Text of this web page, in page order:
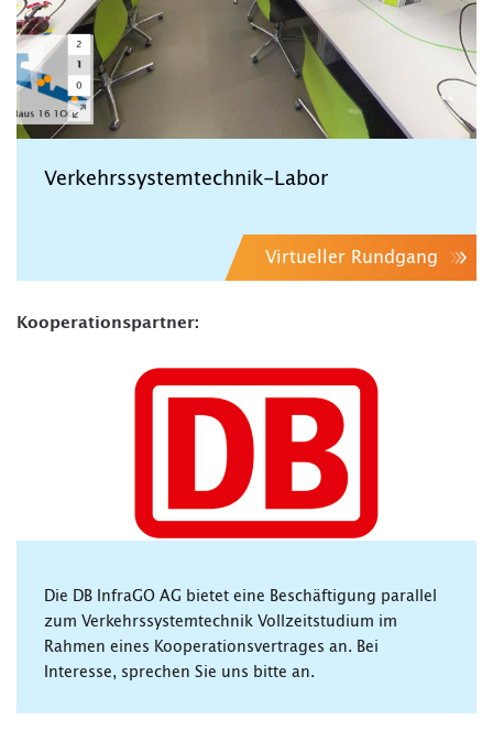
Verkehrssystemtechnik-Labor
Virtueller Rundgang
Kooperationspartner:
Die DB InfraGO AG bietet eine Beschäftigung parallel
zum Verkehrssystemtechnik Vollzeitstudium im
Rahmen eines Kooperationsvertrages an. Bei
Interesse, sprechen Sie uns bitte an.